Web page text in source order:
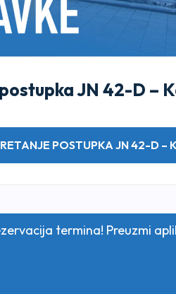
JN 42-D –
POSTUPKA JN 42-D –
termina! Preuzmi